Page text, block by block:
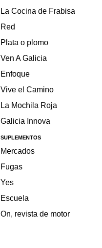
La Cocina de Frabisa
Red
Plata o plomo
Ven A Galicia
Enfoque
Vive el Camino
La Mochila Roja
Galicia Innova
SUPLEMENTOS
Mercados
Fugas
Yes
Escuela
On, revista de motor